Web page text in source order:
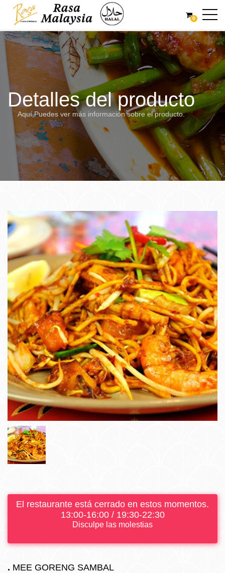
0
Detalles del producto
Aquí,Puedes ver más información sobre el producto.
El restaurante está cerrado en estos momentos.
13:00-16:00 / 19:30-22:30
Disculpe las molestias
. MEE GORENG SAMBAL